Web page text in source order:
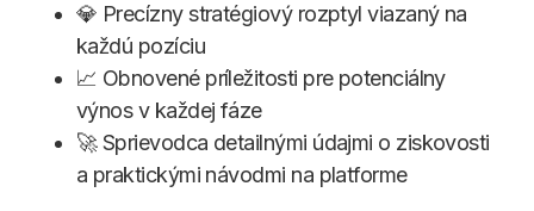
💎 Precízny stratégiový rozptyl viazaný na
každú pozíciu
📈 Obnovené príležitosti pre potenciálny
výnos v každej fáze
🚀 Sprievodca detailnými údajmi o ziskovosti
a praktickými návodmi na platforme